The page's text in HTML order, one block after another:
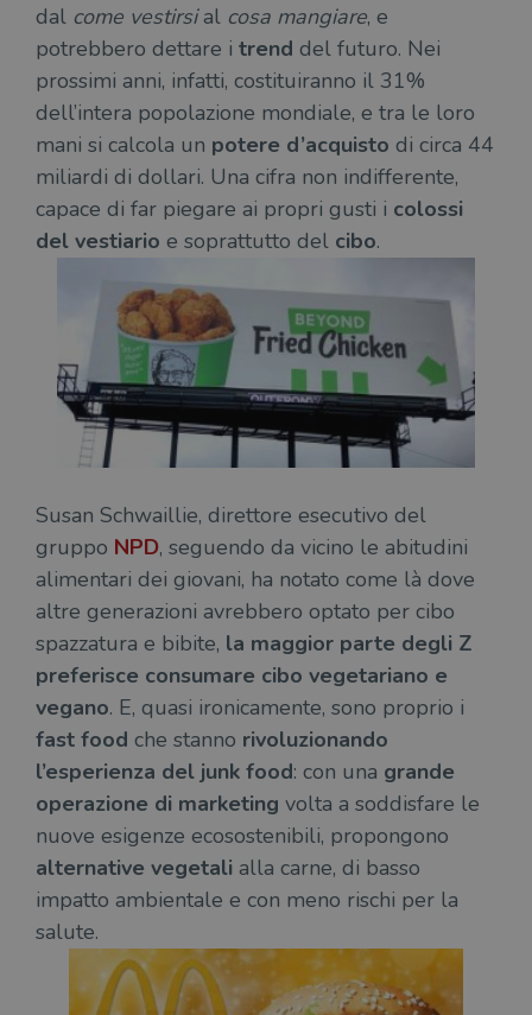
dal come vestirsial cosa mangiare, e
potrebbero dettare i trend del futuro. Nei
prossimi anni, infatti, costituiranno il 31%
dell’intera popolazione mondiale, e tra le loro
mani si calcola un potere d’acquisto di circa 44
miliardi di dollari. Una cifra non indifferente,
capace di far piegare ai propri gusti i colossi
del vestiario e soprattutto del cibo.
Susan Schwaillie, direttore esecutivo del
gruppo NPD, seguendo da vicino le abitudini
alimentari dei giovani, ha notato come là dove
altre generazioni avrebbero optato per cibo
spazzatura e bibite, la maggior parte degli Z
preferisce consumare cibo vegetariano e
vegano. E, quasi ironicamente, sono proprio i
fast food che stanno rivoluzionando
l’esperienza del junk food: con una grande
operazione di marketing volta a soddisfare le
nuove esigenze ecosostenibili, propongono
alternative vegetali alla carne, di basso
impatto ambientale e con meno rischi per la
salute.